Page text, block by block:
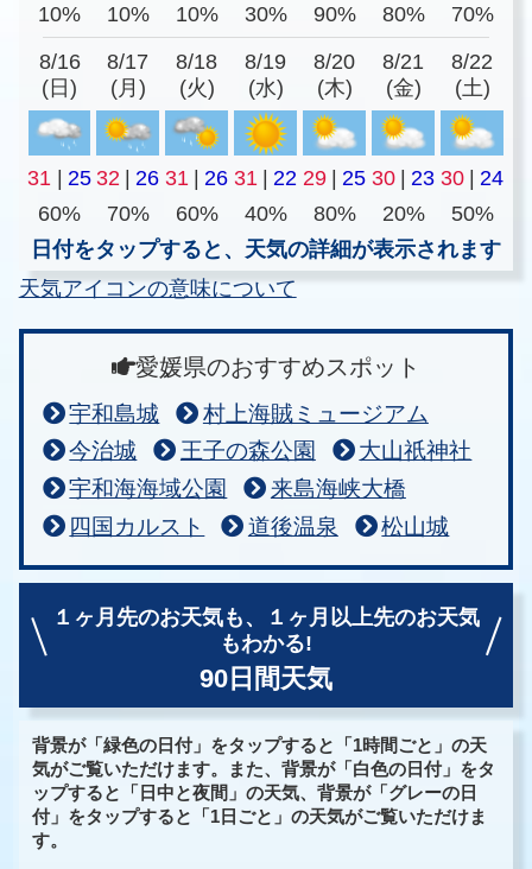
10%
10% 10% 30% 90% 80% 70%
8/16
(日)
8/17
(月)
8/18
(火)
8/19
(水)
8/20
(木)
8/21
(金)
8/22
(土)
31 | 25 32 | 26 31 | 26 31 | 22 29 | 25 30 | 23 30 | 24
60%
70% 60% 40% 80% 20%
50%
日付をタップすると、天気の詳細が表示されます
天気アイコンの意味について
愛媛県のおすすめスポット
宇和島城
村上海賊ミュージアム
今治城
王子の森公園
大山祇神社
宇和海海域公園
来島海峡大橋
四国カルスト
道後温泉 松山城
１ヶ月先のお天気も、
１ヶ月以上先のお天気
もわかる!
90日間天気
背景が「緑色の日付」をタップすると「1時間ごと」の天
気がご覧いただけます。また、背景が「白色の日付」をタ
ップすると「日中と夜間」の天気、背景が「グレーの日
付」をタップすると「1日ごと」の天気がご覧いただけま
す。